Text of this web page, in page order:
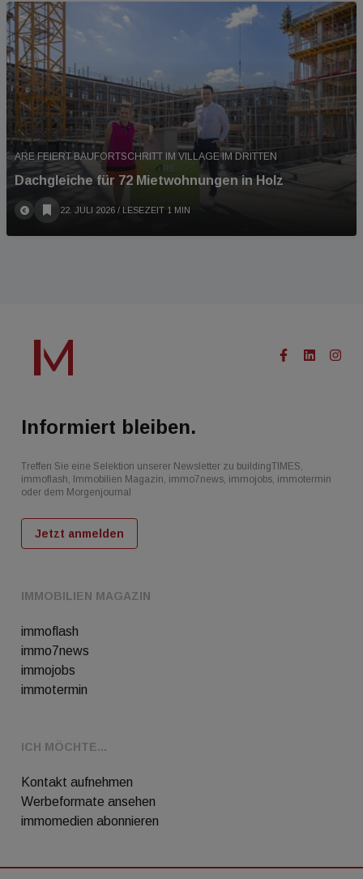
ARE FEIERT BAUFORTSCHRITT IM VILLAGE IM DRITTEN
Dachgleiche für 72 Mietwohnungen in Holz
22. JULI 2026 / LESEZEIT 1 MIN
IMMOBILIEN MAGAZIN
immoflash
immo7news
immojobs
immotermin
ICH MÖCHTE...
Kontakt aufnehmen
Werbeformate ansehen
immomedien abonnieren
Informiert bleiben.
Treffen Sie eine Selektion unserer Newsletter zu buildingTIMES,
immoflash, Immobilien Magazin, immo7news, immojobs, immotermin
oder dem Morgenjournal
Jetzt anmelden